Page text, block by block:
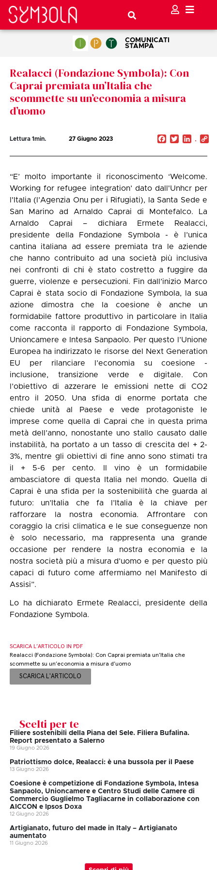
COMUNICATI
STAMPA
Realacci (Fondazione Symbola): Con
Caprai premiata un’Italia che
scommette su un’economia a misura
d’uomo
Lettura 1min. 27 Giugno 2023 Facebook
Twitter
“E’ molto importante il riconoscimento ‘Welcome.
Working for refugee integration’ dato dall'Unhcr per
l'Italia (l’Agenzia Onu per i Rifugiati), la Santa Sede e
San Marino ad Arnaldo Caprai di Montefalco. La
Arnaldo Caprai – dichiara Ermete Realacci,
presidente della Fondazione Symbola - è l’unica
cantina italiana ad essere premiata tra le aziende
che hanno contribuito ad una società più inclusiva
nei confronti di chi è stato costretto a fuggire da
guerre, violenze e persecuzioni. Fin dall’inizio Marco
Caprai è stata socio di Fondazione Symbola, la sua
azione dimostra che la coesione è anche un
formidabile fattore produttivo in particolare in Italia
come racconta il rapporto di Fondazione Symbola,
Unioncamere e Intesa Sanpaolo. Per questo l’Unione
Europea ha indirizzato le risorse del Next Generation
EU per rilanciare l’economia su coesione -
inclusione, transizione verde e digitale. Con
l’obiettivo di azzerare le emissioni nette di CO2
entro il 2050. Una sfida di enorme portata che
chiede unità al Paese e vede protagoniste le
imprese come quella di Caprai che in questa prima
metà dell’anno, nonostante uno stallo causato dalle
instabilità, ha portato a un tasso di crescita del + 2-
3%, mentre gli obiettivi di fine anno sono stimati tra
il + 5-6 per cento. Il vino è un formidabile
ambasciatore di questa Italia nel mondo. Quella di
Caprai è una sfida per la sostenibilità che guarda al
futuro: un’Italia che fa l’Italia è la chiave per
rafforzare la nostra economia. Affrontare con
coraggio la crisi climatica e le sue conseguenze non
è solo necessario, ma rappresenta una grande
occasione per rendere la nostra economia e la
nostra società più a misura d’uomo e per questo più
capaci di futuro come affermiamo nel Manifesto di
Assisi”.
Lo ha dichiarato Ermete Realacci, presidente della
Fondazione Symbola.
SCARICA L’ARTICOLO IN PDF
Realacci (Fondazione Symbola): Con Caprai premiata un’Italia che
scommette su un’economia a misura d’uomo
SCARICA L'ARTICOLO
Scelti per te
Filiere sostenibili della Piana del Sele. Filiera Bufalina.
Report presentato a Salerno
19 Giugno 2026
Patriottismo dolce, Realacci: è una bussola per il Paese
13 Giugno 2026
Coesione è competizione di Fondazione Symbola, Intesa
Sanpaolo, Unioncamere e Centro Studi delle Camere di
Commercio Guglielmo Tagliacarne in collaborazione con
AICCON e Ipsos Doxa
12 Giugno 2026
Artigianato, futuro del made in Italy – Artigianato
aumentato
11 Giugno 2026